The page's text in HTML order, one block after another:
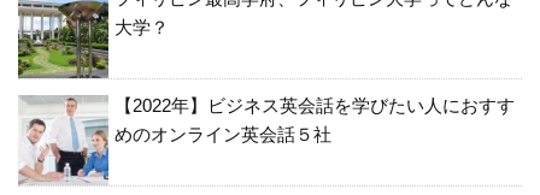
大学？
【2022年】ビジネス英会話を学びたい人におすす
めのオンライン英会話５社